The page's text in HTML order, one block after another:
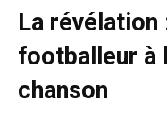
La révélation
footballeur à
chanson